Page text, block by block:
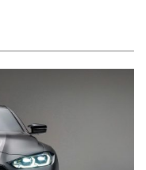
650S Project Kilo升級攻